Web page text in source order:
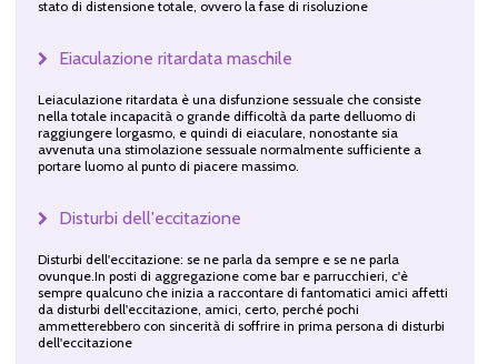
stato di distensione totale, ovvero la fase di risoluzione
Eiaculazione ritardata maschile
Leiaculazione ritardata è una disfunzione sessuale che consiste
nella totale incapacità o grande difficoltà da parte delluomo di
raggiungere lorgasmo, e quindi di eiaculare, nonostante sia
avvenuta una stimolazione sessuale normalmente sufficiente a
portare luomo al punto di piacere massimo.
Disturbi dell'eccitazione
Disturbi dell'eccitazione: se ne parla da sempre e se ne parla
ovunque.In posti di aggregazione come bar e parrucchieri, c'è
sempre qualcuno che inizia a raccontare di fantomatici amici affetti
da disturbi dell'eccitazione, amici, certo, perché pochi
ammetterebbero con sincerità di soffrire in prima persona di disturbi
dell'eccitazione